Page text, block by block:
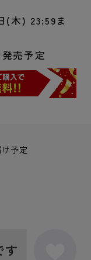
(木) 23:59ま
売予定
予定
す